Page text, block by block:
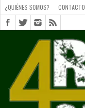
SOMOS?
CONTACTO
SHORTS
¿QUIÉNES SOMOS? CONTACTO